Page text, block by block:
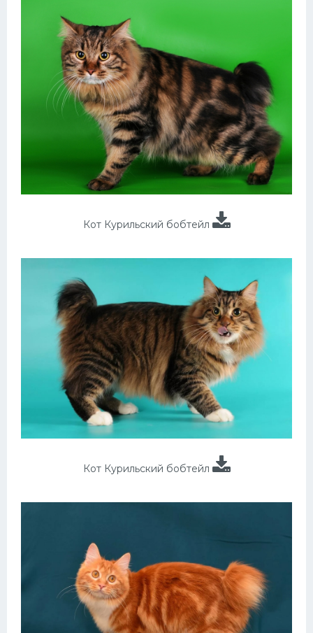
Кот Курильский бобтейл
Кот Курильский бобтейл